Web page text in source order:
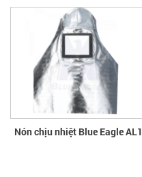
Nón chịu nhiệt Blue Eagle AL1